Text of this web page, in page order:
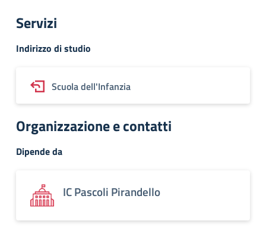
Servizi
Indirizzo di studio
Scuola dell'Infanzia
Organizzazione e contatti
Dipende da
IC Pascoli Pirandello